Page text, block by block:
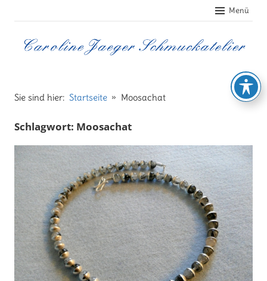
Inhalt
springen
Menü
Jaeger
Schmuckatelier
Sie sind hier: Startseite Moosachat
Schlagwort: Moosachat